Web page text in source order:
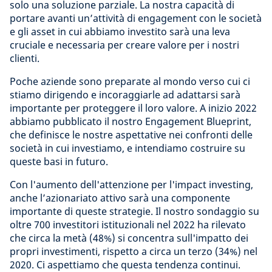
solo una soluzione parziale. La nostra capacità di
portare avanti un’attività di engagement con le società
e gli asset in cui abbiamo investito sarà una leva
cruciale e necessaria per creare valore per i nostri
clienti.
Poche aziende sono preparate al mondo verso cui ci
stiamo dirigendo e incoraggiarle ad adattarsi sarà
importante per proteggere il loro valore. A inizio 2022
abbiamo pubblicato il nostro Engagement Blueprint,
che definisce le nostre aspettative nei confronti delle
società in cui investiamo, e intendiamo costruire su
queste basi in futuro.
Con l'aumento dell'attenzione per l'impact investing,
anche l’azionariato attivo sarà una componente
importante di queste strategie. Il nostro sondaggio su
oltre 700 investitori istituzionali nel 2022 ha rilevato
che circa la metà (48%) si concentra sull'impatto dei
propri investimenti, rispetto a circa un terzo (34%) nel
2020. Ci aspettiamo che questa tendenza continui.